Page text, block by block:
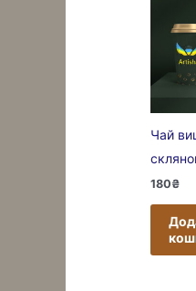
Чай
180₴